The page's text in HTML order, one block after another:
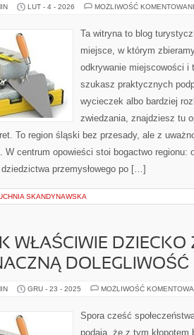
LUT - 4 - 2026 MOŻLIWOŚĆ
Ta witryna to blog
miejsce, w którym
odkrywanie miejscowości i
szukasz praktycznych
wycieczek albo bardziej
zwiedzania, znajdziesz tu
To region śląski bez przesady, ale z
W centrum opowieści stoi bogactwo regionu:
przemysłowego po […]
SKANDYNAWSKA
WŁAŚCIWIE
DOLEGLIWOŚĆ
GRU - 23 - 2025 MOŻLIWOŚĆ
Spora cześć
podają, że z tym